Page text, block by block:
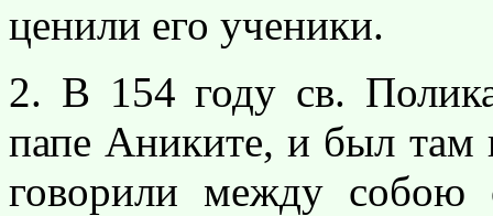
ценили его ученики.
2. В 154 году св.
папе Аниките, и был там
говорили между